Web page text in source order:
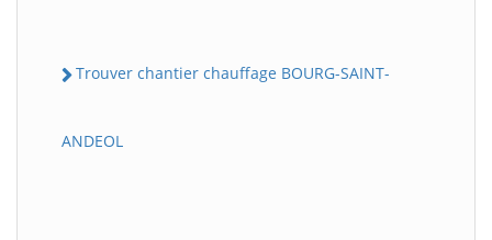
Trouver chantier chauffage BOURG-SAINT-
ANDEOL